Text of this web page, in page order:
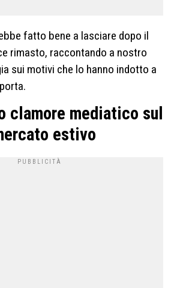
fatto bene a lasciare dopo il
rimasto, raccontando a nostro
sui motivi che lo hanno indotto a
clamore mediatico sul
estivo